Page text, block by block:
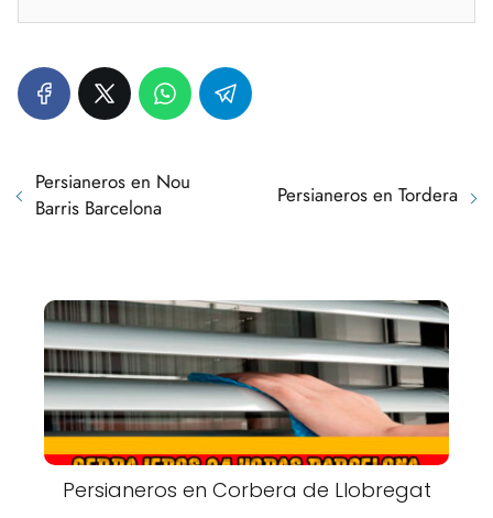
Persianeros en Nou
Barris Barcelona
Persianeros en Tordera
Persianeros en Corbera de Llobregat